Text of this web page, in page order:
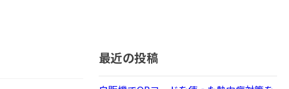
最近の投稿